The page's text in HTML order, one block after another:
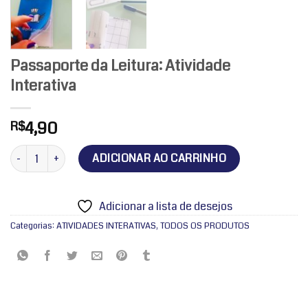
Passaporte da Leitura: Atividade
Interativa
R$4,90
Passaporte da Leitura: Atividade Interativa quantidade
ADICIONAR AO CARRINHO
Adicionar a lista de desejos
Categorias: ATIVIDADES INTERATIVAS, TODOS OS PRODUTOS